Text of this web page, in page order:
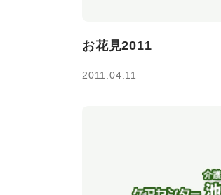
お花見2011
2011.04.11